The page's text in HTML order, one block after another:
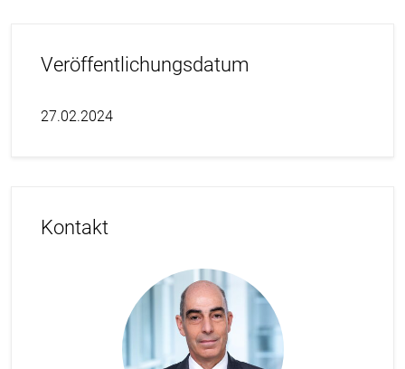
Veröffentlichungsdatum
27.02.2024
Kontakt